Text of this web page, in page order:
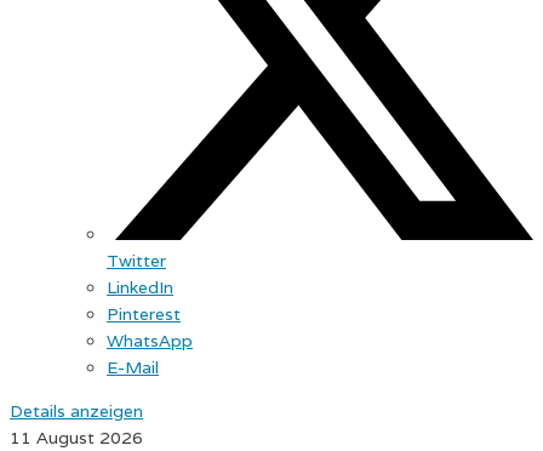
Twitter
LinkedIn
Pinterest
WhatsApp
E-Mail
Details anzeigen
11 August 2026